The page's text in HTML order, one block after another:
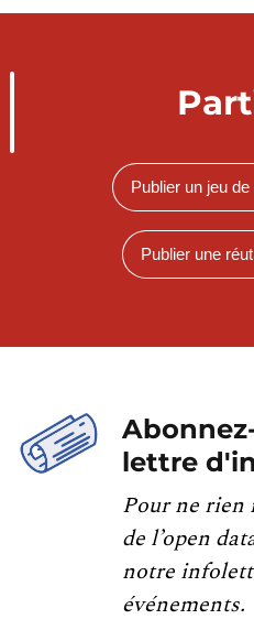
Publier un jeu
Publier une
lettre
Pour ne rien
de l’open
notre
événements.